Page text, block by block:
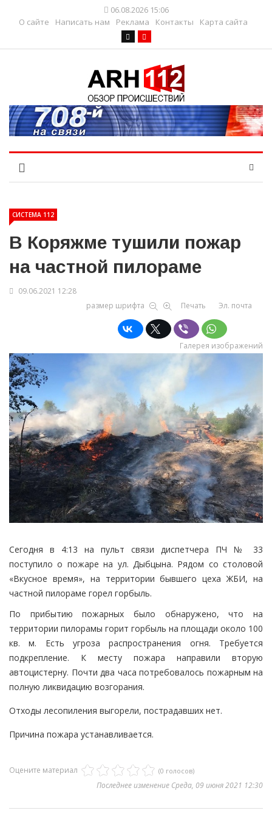
06.08.2026 15:06
О сайте
Написать нам Реклама Контакты Карта сайта
СИСТЕМА 112
В Коряжме тушили пожар
на частной пилораме
09.06.2021 12:28
размер шрифта
Печать Эл. почта
Галерея изображений
Сегодня в 4:13 на пульт связи диспетчера ПЧ № 33
поступило о пожаре на ул. Дыбцына. Рядом со столовой
«Вкусное время», на территории бывшего цеха ЖБИ, на
частной пилораме горел горбыль.
По прибытию пожарных было обнаружено, что на
территории пилорамы горит горбыль на площади около 100
кв. м. Есть угроза распространения огня. Требуется
подкрепление. К месту пожара направили вторую
автоцистерну. Почти два часа потребовалось пожарным на
полную ликвидацию возгорания.
Отходы лесопиления выгорели, пострадавших нет.
Причина пожара устанавливается.
Оцените материал (0 голосов)
Последнее изменение Среда, 09 июня 2021 12:30